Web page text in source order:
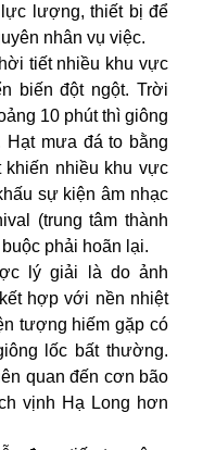
lượng, thiết bị để
nhân vụ việc.
tiết nhiều khu vực
biến đột ngột. Trời
10 phút thì giông
Hạt mưa đá to bằng
khiến nhiều khu vực
sự kiện âm nhạc
(trung tâm thành
phải hoãn lại.
lý giải là do ảnh
hợp với nền nhiệt
tượng hiếm gặp có
lốc bất thường.
quan đến cơn bão
vịnh Hạ Long hơn